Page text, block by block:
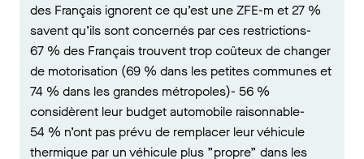
des Français ignorent ce qu’est une ZFE-m et 27 %
savent qu’ils sont concernés par ces restrictions-
67 % des Français trouvent trop coûteux de changer
de motorisation (69 % dans les petites communes et
74 % dans les grandes métropoles)- 56 %
considèrent leur budget automobile raisonnable-
54 % n’ont pas prévu de remplacer leur véhicule
thermique par un véhicule plus ”propre” dans les